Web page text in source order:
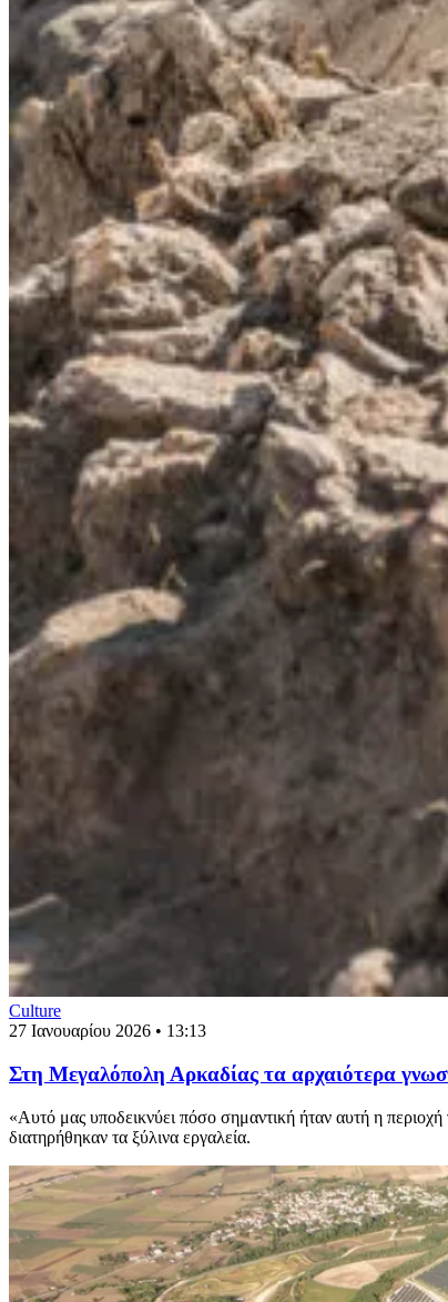
Culture
27 Ιανουαρίου 2026 • 13:13
Στη Μεγαλόπολη Αρκαδίας τα αρχαιότερα
«Αυτό μας υποδεικνύει πόσο σημαντική ήταν αυτή η
διατηρήθηκαν τα ξύλινα εργαλεία.